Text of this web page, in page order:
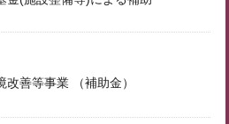
善等事業 （補助金）